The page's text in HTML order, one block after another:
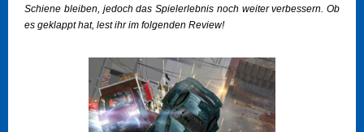
Schiene bleiben, jedoch das Spielerlebnis noch weiter verbessern. Ob
es geklappt hat, lest ihr im folgenden Review!